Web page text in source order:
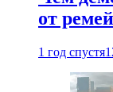
от
1 год спустя